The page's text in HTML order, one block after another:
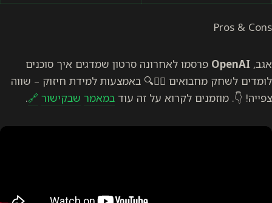
Pros & Cons
אגב, OpenAI פרסמו לאחרונה סרטון שמדגים איך סוכנים
לומדים לשחק מחבואים 🏃‍♂️🔍 באמצעות למידת חיזוק – שווה
צפייה! 👇. מוזמנים לקרוא על זה עוד במאמר שבקישור 🔗
.